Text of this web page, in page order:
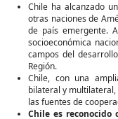
Chile ha alcanzado
otras naciones de
de país emergente.
socioeconómica
campos del
Región.
Chile, con una
bilateral y
las fuentes de
Chile es reconocido